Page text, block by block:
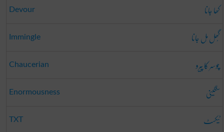
Devour کھا جانا
Immingle گُھل مِل جانا
Chaucerian چوسر کا پیرو
Enormousness سنگینی
TXT ٹیکسٹ